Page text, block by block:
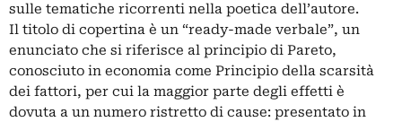
sulle tematiche ricorrenti nella poetica dell’autore.
Il titolo di copertina è un “ready-made verbale”, un
enunciato che si riferisce al principio di Pareto,
conosciuto in economia come Principio della scarsità
dei fattori, per cui la maggior parte degli effetti è
dovuta a un numero ristretto di cause: presentato in